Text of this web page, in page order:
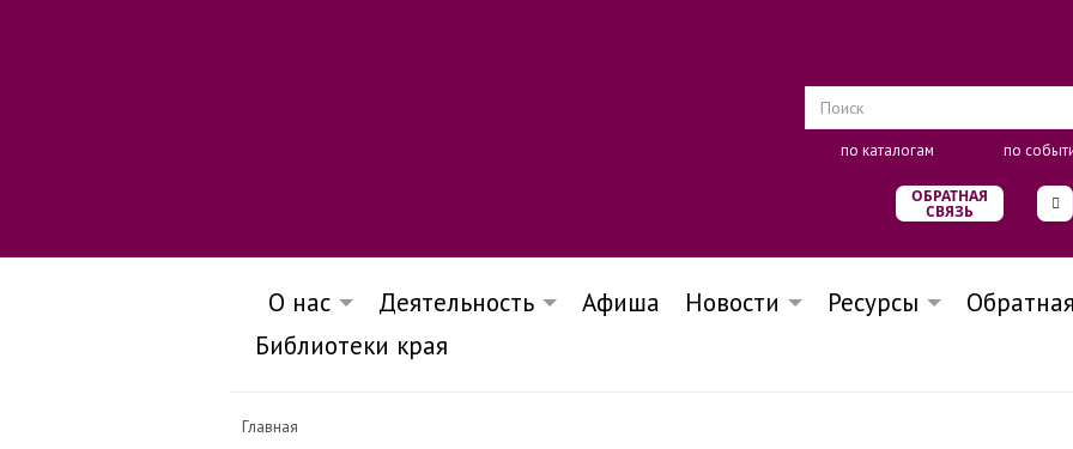
по каталогам по
ОБРАТНАЯ
СВЯЗЬ
О нас Деятельность Афиша Новости Ресурсы
Библиотеки края
Главная